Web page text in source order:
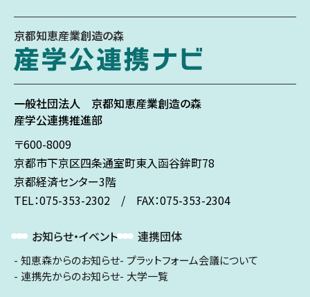
京都知恵産業創造の森
一般社団法人 京都知恵産業創造の森
産学公連携推進部
〒600-8009
京都市下京区四条通室町東入函谷鉾町78
京都経済センター3階
TEL：075-353-2302 / FAX：075-353-2304
お知らせ・イベント
知恵森からのお知らせ
連携先からのお知らせ
連携団体
プラットフォーム会議について
大学一覧